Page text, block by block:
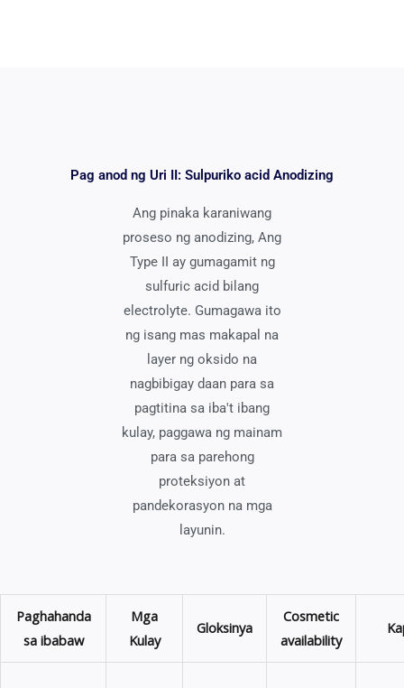
Pag anod ng Uri II: Sulpuriko acid Anodizing
Ang pinaka karaniwang
proseso ng anodizing, Ang
Type II ay gumagamit ng
sulfuric acid bilang
electrolyte. Gumagawa ito
ng isang mas makapal na
layer ng oksido na
nagbibigay daan para sa
pagtitina sa iba't ibang
kulay, paggawa ng mainam
para sa parehong
proteksiyon at
pandekorasyon na mga
layunin.
Paghahanda
sa ibabaw
Mga
Kulay
Gloksinya
Cosmetic
availability